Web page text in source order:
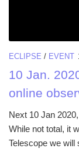
ECLIPSE / EVENT
10 Jan.
online
Next 10 Jan
While not total, it
Telescope we will